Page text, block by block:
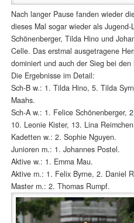
Nach langer Pause fanden wieder
dieses Mal sogar wieder als
Schönenberger, Tilda Hino und
Celle. Das erstmal ausgetragene
dominiert und auch der Sieg bei
Die Ergebnisse im Detail:
Sch-B w.: 1. Tilda Hino, 5. Tilda
Maahs.
Sch-A w.: 1. Felice Schönenberger,
10. Leonie Kister, 13. Lina
Kadetten w.: 2. Sophie Nguyen.
Junioren m.: 1. Johannes Postel.
Aktive w.: 1. Emma Mau.
Aktive m.: 1. Felix Byrne, 2. Daniel
Master m.: 2. Thomas Rumpf.